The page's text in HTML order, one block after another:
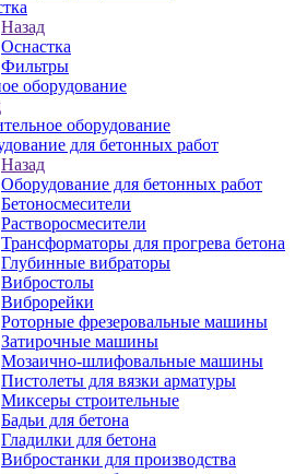
Назад
Оснастка
Фильтры
оборудование
оборудование
для бетонных работ
Назад
Оборудование для бетонных работ
Бетоносмесители
Растворосмесители
Трансформаторы для прогрева бетона
Глубинные вибраторы
Вибростолы
Виброрейки
Роторные фрезеровальные машины
Затирочные машины
Мозаично-шлифовальные машины
Пистолеты для вязки арматуры
Миксеры строительные
Бадьи для бетона
Гладилки для бетона
Вибростанки для производства